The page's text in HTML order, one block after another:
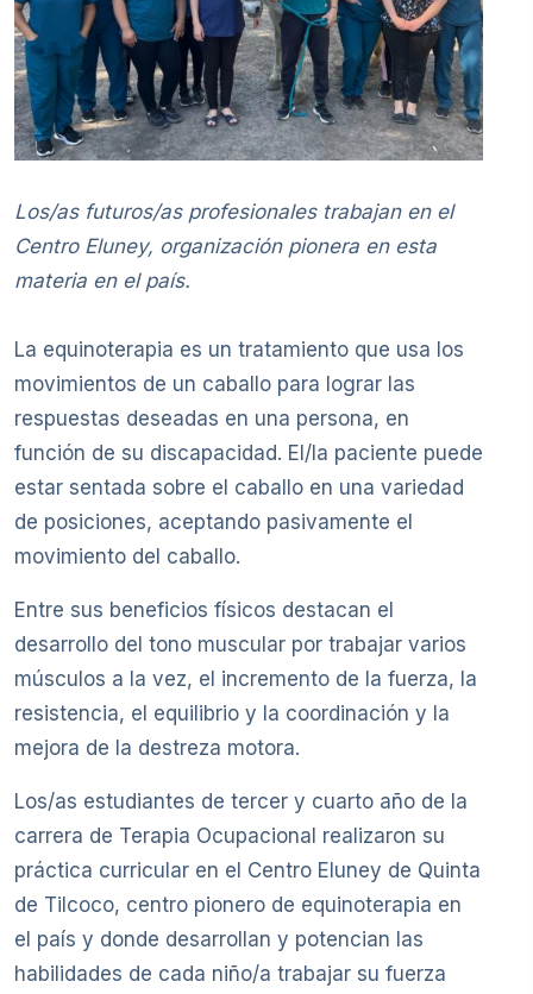
Los/as futuros/as profesionales trabajan en el
Centro Eluney, organización pionera en esta
materia en el país.
La equinoterapia es un tratamiento que usa los
movimientos de un caballo para lograr las
respuestas deseadas en una persona, en
función de su discapacidad. El/la paciente puede
estar sentada sobre el caballo en una variedad
de posiciones, aceptando pasivamente el
movimiento del caballo.
Entre sus beneficios físicos destacan el
desarrollo del tono muscular por trabajar varios
músculos a la vez, el incremento de la fuerza, la
resistencia, el equilibrio y la coordinación y la
mejora de la destreza motora.
Los/as estudiantes de tercer y cuarto año de la
carrera de Terapia Ocupacional realizaron su
práctica curricular en el Centro Eluney de Quinta
de Tilcoco, centro pionero de equinoterapia en
el país y donde desarrollan y potencian las
habilidades de cada niño/a trabajar su fuerza